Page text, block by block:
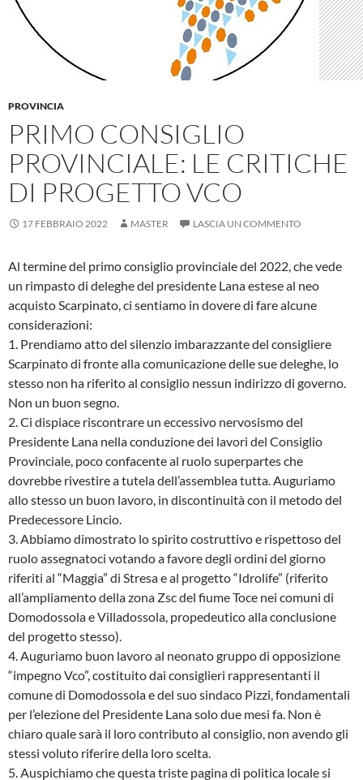
PROVINCIA
PRIMO CONSIGLIO
PROVINCIALE: LE CRITICHE
DI PROGETTO VCO
17 FEBBRAIO 2022 MASTER LASCIA UN COMMENTO
Al termine del primo consiglio provinciale del 2022, che vede
un rimpasto di deleghe del presidente Lana estese al neo
acquisto Scarpinato, ci sentiamo in dovere di fare alcune
considerazioni:
1. Prendiamo atto del silenzio imbarazzante del consigliere
Scarpinato di fronte alla comunicazione delle sue deleghe, lo
stesso non ha riferito al consiglio nessun indirizzo di governo.
Non un buon segno.
2. Ci dispiace riscontrare un eccessivo nervosismo del
Presidente Lana nella conduzione dei lavori del Consiglio
Provinciale, poco confacente al ruolo superpartes che
dovrebbe rivestire a tutela dell’assemblea tutta. Auguriamo
allo stesso un buon lavoro, in discontinuità con il metodo del
Predecessore Lincio.
3. Abbiamo dimostrato lo spirito costruttivo e rispettoso del
ruolo assegnatoci votando a favore degli ordini del giorno
riferiti al “Maggia” di Stresa e al progetto “Idrolife” (riferito
all’ampliamento della zona Zsc del fiume Toce nei comuni di
Domodossola e Villadossola, propedeutico alla conclusione
del progetto stesso).
4. Auguriamo buon lavoro al neonato gruppo di opposizione
“impegno Vco”, costituito dai consiglieri rappresentanti il
comune di Domodossola e del suo sindaco Pizzi, fondamentali
per l’elezione del Presidente Lana solo due mesi fa. Non è
chiaro quale sarà il loro contributo al consiglio, non avendo gli
stessi voluto riferire della loro scelta.
5. Auspichiamo che questa triste pagina di politica locale si